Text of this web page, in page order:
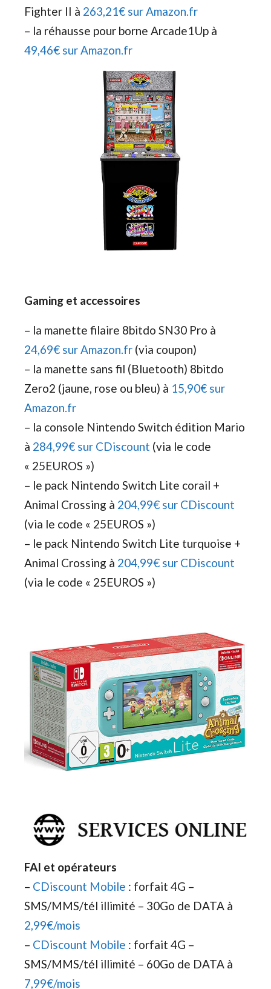
Fighter II à 263,21€ sur Amazon.fr
– la réhausse pour borne Arcade1Up à
49,46€ sur Amazon.fr
Gaming et accessoires
– la manette filaire 8bitdo SN30 Pro à
24,69€ sur Amazon.fr (via coupon)
– la manette sans fil (Bluetooth) 8bitdo
Zero2 (jaune, rose ou bleu) à 15,90€ sur
Amazon.fr
– la console Nintendo Switch édition Mario
à 284,99€ sur CDiscount (via le code
« 25EUROS »)
– le pack Nintendo Switch Lite corail +
Animal Crossing à 204,99€ sur CDiscount
(via le code « 25EUROS »)
– le pack Nintendo Switch Lite turquoise +
Animal Crossing à 204,99€ sur CDiscount
(via le code « 25EUROS »)
FAI et opérateurs
– CDiscount Mobile : forfait 4G –
SMS/MMS/tél illimité – 30Go de DATA à
2,99€/mois
– CDiscount Mobile : forfait 4G –
SMS/MMS/tél illimité – 60Go de DATA à
7,99€/mois